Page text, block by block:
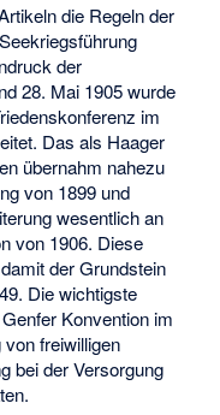
die Regeln der
der
28. Mai 1905 wurde
im
Das als Haager
übernahm nahezu
von 1899 und
wesentlich an
von 1906. Diese
der Grundstein
Die wichtigste
Konvention im
freiwilligen
bei der Versorgung